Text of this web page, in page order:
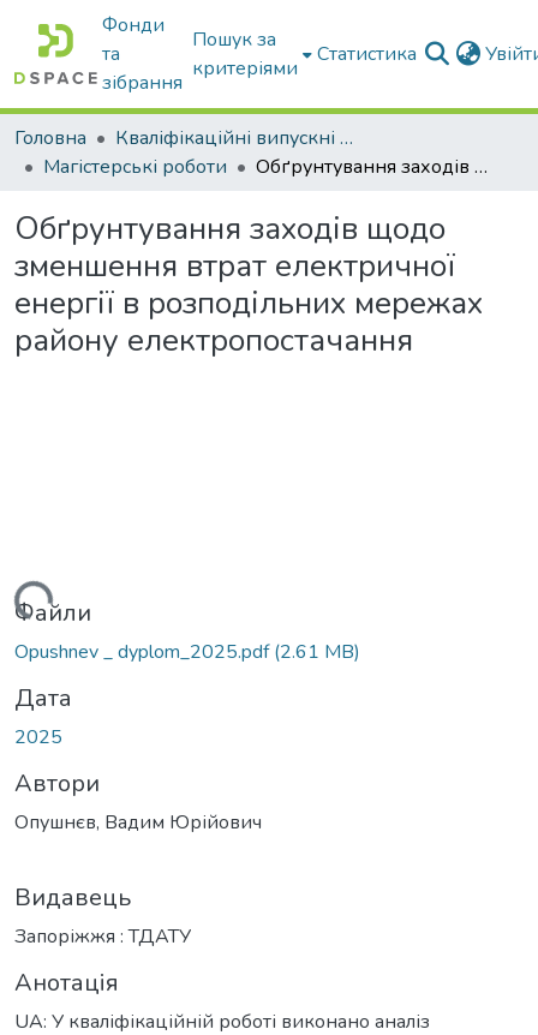
Фонди
та
зібрання
Пошук за
критеріями
Статистика
Головна
Кваліфікаційні випускні роботи бакалаврів і магістрів
Магістерські роботи
Обґрунтування заходів щодо зменшення втрат електричної енергії в розподільних мережах району електропостачання
Обґрунтування заходів щодо
зменшення втрат електричної
енергії в розподільних мережах
району електропостачання
Файли
Opushnev _ dyplom_2025.pdf(2.61 MB)
Дата
2025
Автори
Опушнєв, Вадим Юрійович
Видавець
Запоріжжя : ТДАТУ
Анотація
UA: У кваліфікаційній роботі виконано аналіз